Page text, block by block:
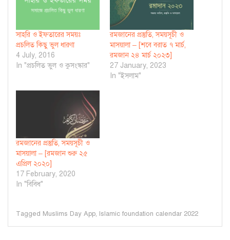
সাহরি ও ইফতারের সময়ঃ
প্রচলিত কিছু ভুল ধারণা
4 July, 2016
In "প্রচলিত ভুল ও কুসংস্কার"
রমজানের প্রস্তুতি, সময়সূচী ও
মাসয়ালা – [শবে বরাত ৭ মার্চ,
রমজান ২৪ মার্চ ২০২৩]
27 January, 2023
In "ইসলাম"
রমজানের প্রস্তুতি, সময়সূচী ও
মাসয়ালা – [রমজান শুরু ২৫
এপ্রিল ২০২০]
17 February, 2020
In "বিবিধ"
Tagged Muslims Day App, Islamic foundation calendar 2022